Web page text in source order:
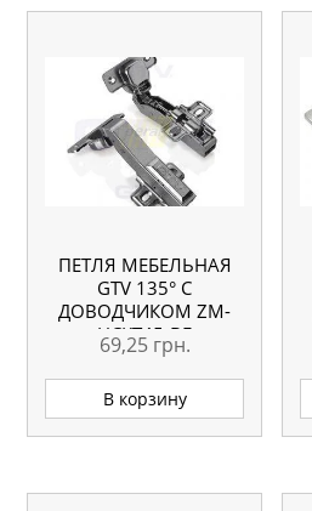
ПЕТЛЯ МЕБЕЛЬНАЯ
GTV 135° С
ДОВОДЧИКОМ ZM-
HCKT45-BE
69,25 грн.
В корзину